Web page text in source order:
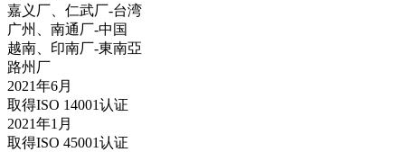
嘉义厂、仁武厂-台湾
广州、南通厂-中国
越南、印南厂-東南亞
路州厂
2021年6月
取得ISO 14001认证
2021年1月
取得ISO 45001认证